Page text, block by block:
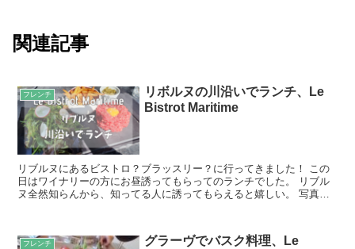
関連記事
フレンチ
リボルヌの川沿いでランチ、Le
Bistrot Maritime
リブルヌにあるビストロ？ブラッスリー？に行ってきました！ この
日はワイナリーの方にお昼誘ってもらってのランチでした。 リブル
ヌ全然知らんから、知ってる人に誘ってもらえると嬉しい。 写真＋
フレンチ
グラーヴでバスク料理、Le